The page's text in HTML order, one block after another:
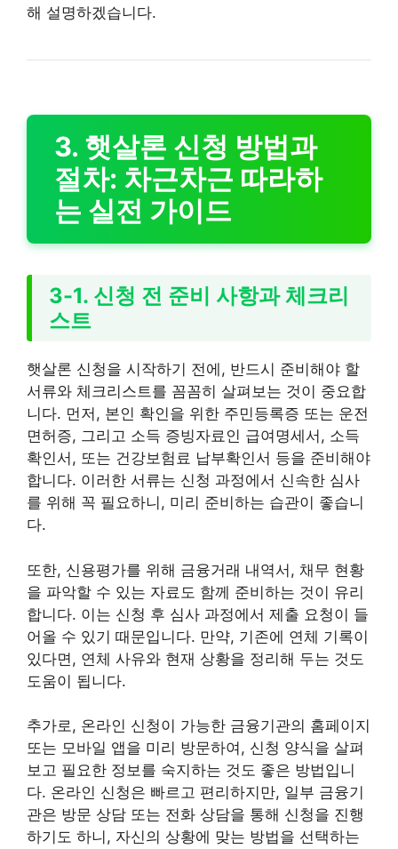
해 설명하겠습니다.
3. 햇살론 신청 방법과
절차: 차근차근 따라하
는 실전 가이드
3-1. 신청 전 준비 사항과 체크리
스트
햇살론 신청을 시작하기 전에, 반드시 준비해야 할
서류와 체크리스트를 꼼꼼히 살펴보는 것이 중요합
니다. 먼저, 본인 확인을 위한 주민등록증 또는 운전
면허증, 그리고 소득 증빙자료인 급여명세서, 소득
확인서, 또는 건강보험료 납부확인서 등을 준비해야
합니다. 이러한 서류는 신청 과정에서 신속한 심사
를 위해 꼭 필요하니, 미리 준비하는 습관이 좋습니
다.
또한, 신용평가를 위해 금융거래 내역서, 채무 현황
을 파악할 수 있는 자료도 함께 준비하는 것이 유리
합니다. 이는 신청 후 심사 과정에서 제출 요청이 들
어올 수 있기 때문입니다. 만약, 기존에 연체 기록이
있다면, 연체 사유와 현재 상황을 정리해 두는 것도
도움이 됩니다.
추가로, 온라인 신청이 가능한 금융기관의 홈페이지
또는 모바일 앱을 미리 방문하여, 신청 양식을 살펴
보고 필요한 정보를 숙지하는 것도 좋은 방법입니
다. 온라인 신청은 빠르고 편리하지만, 일부 금융기
관은 방문 상담 또는 전화 상담을 통해 신청을 진행
하기도 하니, 자신의 상황에 맞는 방법을 선택하는